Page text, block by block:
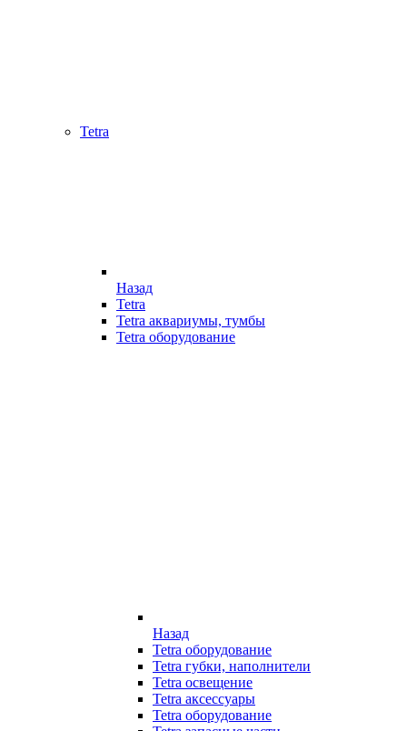
Tetra
Назад
Tetra
Tetra аквариумы, тумбы
Tetra оборудование
Назад
Tetra оборудование
Tetra губки, наполнители
Tetra освещение
Tetra аксессуары
Tetra оборудование